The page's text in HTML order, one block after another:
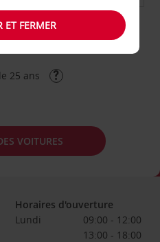
25 ans
VOITURES
Horaires d'ouverture
Lundi
09:00 - 12:00
13:00 - 18:00
ET FERMER